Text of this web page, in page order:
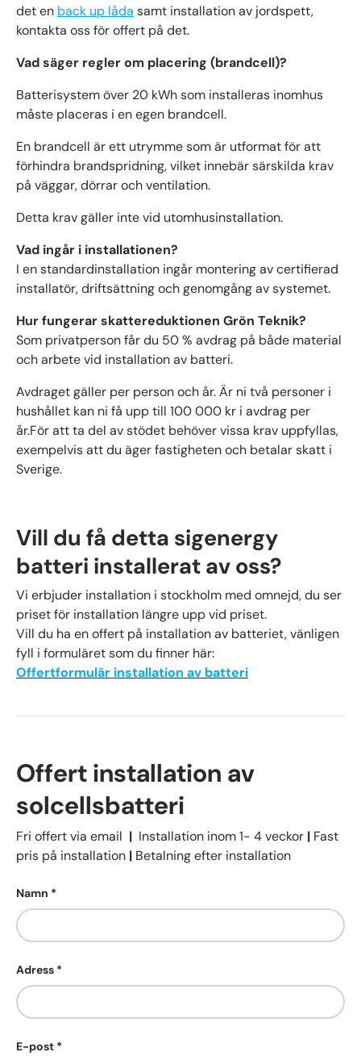
det en back up låda samt installation av jordspett,
kontakta oss för offert på det.
Vad säger regler om placering (brandcell)?
Batterisystem över 20 kWh som installeras inomhus
måste placeras i en egen brandcell.
En brandcell är ett utrymme som är utformat för att
förhindra brandspridning, vilket innebär särskilda krav
på väggar, dörrar och ventilation.
Detta krav gäller inte vid utomhusinstallation.
Vad ingår i installationen?
I en standardinstallation ingår montering av certifierad
installatör, driftsättning och genomgång av systemet.
Hur fungerar skattereduktionen Grön Teknik?
Som privatperson får du 50 % avdrag på både material
och arbete vid installation av batteri.
Avdraget gäller per person och år. Är ni två personer i
hushållet kan ni få upp till 100 000 kr i avdrag per
år.För att ta del av stödet behöver vissa krav uppfyllas,
exempelvis att du äger fastigheten och betalar skatt i
Sverige.
Vill du få detta sigenergy
batteri installerat av oss?
Vi erbjuder installation i stockholm med omnejd, du ser
priset för installation längre upp vid priset.
Vill du ha en offert på installation av batteriet, vänligen
fyll i formuläret som du finner här:
Offertformulär installation av batteri
Offert installation av
solcellsbatteri
Fri offert via email | Installation inom 1- 4 veckor | Fast
pris på installation | Betalning efter installation
Namn
Adress
E-post